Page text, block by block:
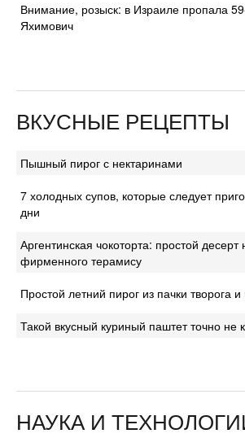
Внимание, розыск: в Израиле пропала
Яхимович
ВКУСНЫЕ РЕЦЕПТЫ
Пышный пирог с нектаринами
7 холодных супов, которые следует
дни
Аргентинская чокоторта: простой десерт
фирменного терамису
Простой летний пирог из пачки творога и
Такой вкусный куриный паштет точно не
НАУКА И